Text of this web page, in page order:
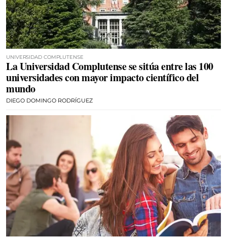
UNIVERSIDAD COMPLUTENSE
La Universidad Complutense se sitúa entre las 100
universidades con mayor impacto científico del
mundo
DIEGO DOMINGO RODRÍGUEZ